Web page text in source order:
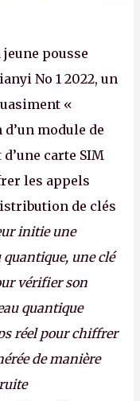
pousse
No 1 2022, un
«
module de
carte SIM
les appels
de clés
initie une
quantique, une clé
vérifier son
quantique
réel pour chiffrer
de manière